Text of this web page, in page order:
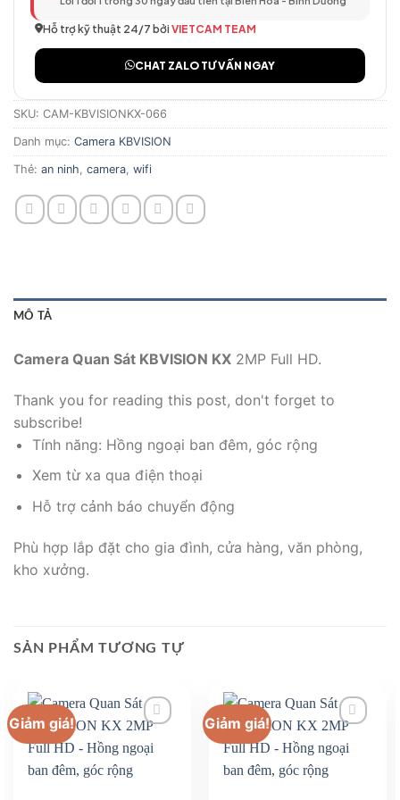
Hỗ trợ kỹ thuật 24/7 bởi VIETCAM TEAM
CHAT ZALO TƯ VẤN NGAY
SKU: CAM-KBVISIONKX-066
Danh mục: Camera KBVISION
Thẻ: an ninh camera wifi
MÔ TẢ
Camera Quan Sát KBVISION KX 2MP Full HD.
Thank you for reading this post, don't forget to
subscribe!
Tính năng: Hồng ngoại ban đêm, góc rộng
Xem từ xa qua điện thoại
Hỗ trợ cảnh báo chuyển động
Phù hợp lắp đặt cho gia đình, cửa hàng, văn phòng,
kho xưởng.
SẢN PHẨM TƯƠNG TỰ
Giảm giá! Giảm giá!